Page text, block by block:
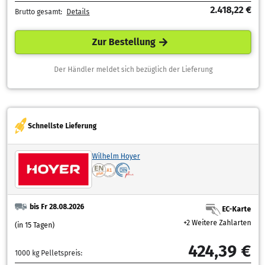
Brutto gesamt: Details 2.418,22 €
Zur Bestellung
Der Händler meldet sich bezüglich der Lieferung
Schnellste Lieferung
Wilhelm Hoyer
bis Fr 28.08.2026
(in 15 Tagen)
EC-Karte
+2 Weitere Zahlarten
1000 kg Pelletspreis: 424,39 €